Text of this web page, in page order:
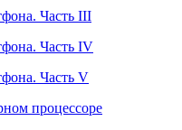
Часть III
Часть IV
Часть V
процессоре